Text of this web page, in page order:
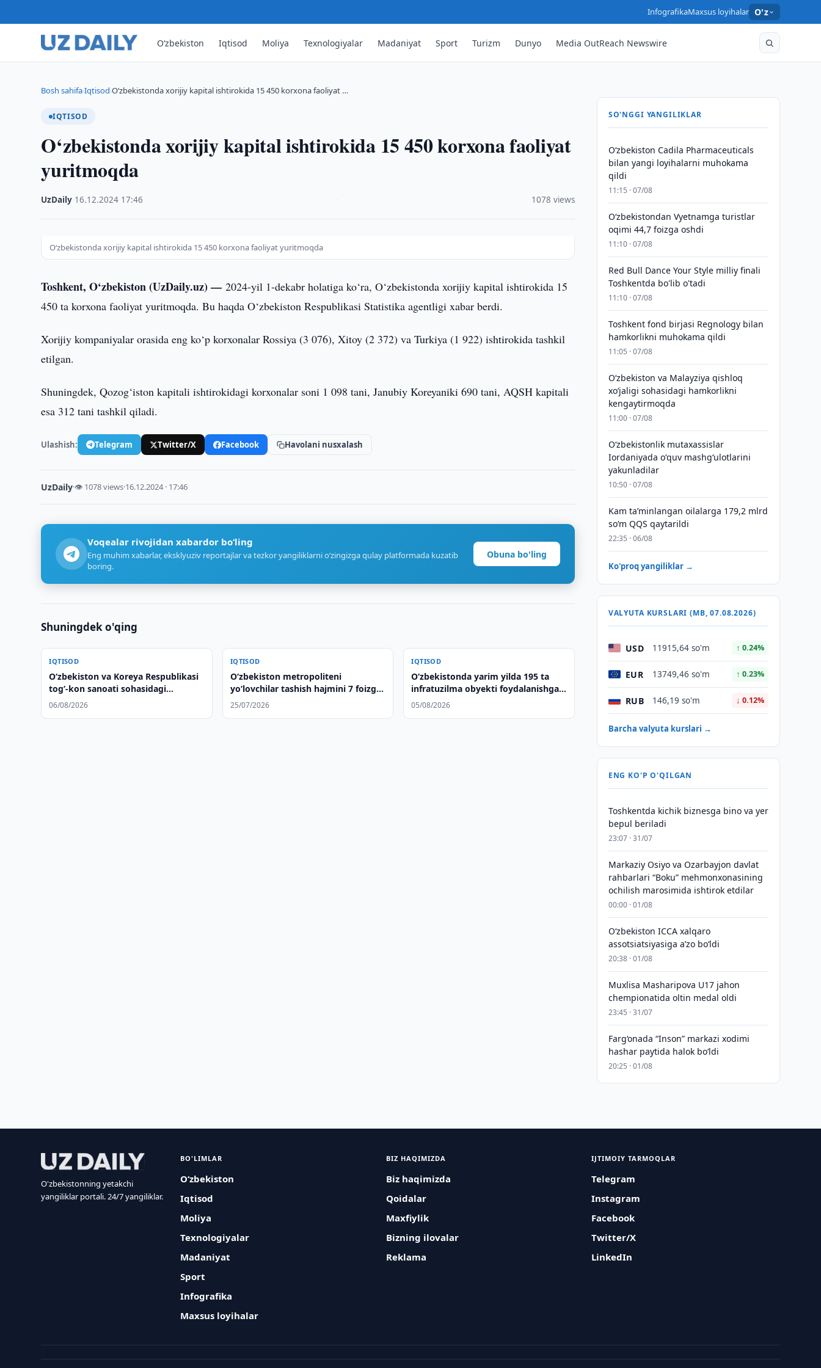
InfografikaMaxsus loyihalar O'z
O‘zbekiston Iqtisod Moliya Texnologiyalar Madaniyat Sport Turizm Dunyo Media OutReach Newswire
Bosh sahifa›Iqtisod›O‘zbekistonda xorijiy kapital ishtirokida 15 450 korxona faoliyat …
IQTISOD
O‘zbekistonda xorijiy kapital ishtirokida 15 450 korxona faoliyat
yuritmoqda
UzDaily 16.12.2024 17:46 1078 views
O‘zbekistonda xorijiy kapital ishtirokida 15 450 korxona faoliyat yuritmoqda
Toshkent, O‘zbekiston (UzDaily.uz) —2024-yil 1-dekabr holatiga ko‘ra, O‘zbekistonda xorijiy kapital ishtirokida 15
450 ta korxona faoliyat yuritmoqda. Bu haqda O‘zbekiston Respublikasi Statistika agentligi xabar berdi.
Xorijiy kompaniyalar orasida eng ko‘p korxonalar Rossiya (3 076), Xitoy (2 372) va Turkiya (1 922) ishtirokida tashkil
etilgan.
Shuningdek, Qozog‘iston kapitali ishtirokidagi korxonalar soni 1 098 tani, Janubiy Koreyaniki 690 tani, AQSH kapitali
esa 312 tani tashkil qiladi.
Ulashish: Telegram Twitter/X Facebook Havolani nusxalash
UzDaily·👁 1078 views·16.12.2024 · 17:46
Voqealar rivojidan xabardor bo‘ling
Eng muhim xabarlar, eksklyuziv reportajlar va tezkor yangiliklarni o‘zingizga qulay platformada kuzatib
boring.
Obuna bo'ling
Shuningdek o'qing
IQTISOD
Oʻzbekiston va Koreya Respublikasi
togʻ-kon sanoati sohasidagi
hamkorlikni muhokama qilishdi
06/08/2026
IQTISOD
O‘zbekiston metropoliteni
yo‘lovchilar tashish hajmini 7 foizga
oshirdi
25/07/2026
IQTISOD
O‘zbekistonda yarim yilda 195 ta
infratuzilma obyekti foydalanishga
topshirildi
05/08/2026
SO'NGGI YANGILIKLAR
Oʻzbekiston Cadila Pharmaceuticals
bilan yangi loyihalarni muhokama
qildi
11:15 · 07/08
O‘zbekistondan Vyetnamga turistlar
oqimi 44,7 foizga oshdi
11:10 · 07/08
Red Bull Dance Your Style milliy finali
Toshkentda bo'lib o'tadi
11:10 · 07/08
Toshkent fond birjasi Regnology bilan
hamkorlikni muhokama qildi
11:05 · 07/08
Oʻzbekiston va Malayziya qishloq
xoʻjaligi sohasidagi hamkorlikni
kengaytirmoqda
11:00 · 07/08
Oʻzbekistonlik mutaxassislar
Iordaniyada oʻquv mashgʻulotlarini
yakunladilar
10:50 · 07/08
Kam taʼminlangan oilalarga 179,2 mlrd
so‘m QQS qaytarildi
22:35 · 06/08
Ko'proq yangiliklar →
VALYUTA KURSLARI (MB, 07.08.2026)
USD 11915,64 so'm ↑ 0.24%
EUR 13749,46 so'm ↑ 0.23%
RUB 146,19 so'm ↓ 0.12%
Barcha valyuta kurslari →
ENG KO'P O'QILGAN
Toshkentda kichik biznesga bino va yer
bepul beriladi
23:07 · 31/07
Markaziy Osiyo va Ozarbayjon davlat
rahbarlari “Boku” mehmonxonasining
ochilish marosimida ishtirok etdilar
00:00 · 01/08
O‘zbekiston ICCA xalqaro
assotsiatsiyasiga aʼzo bo‘ldi
20:38 · 01/08
Muxlisa Masharipova U17 jahon
chempionatida oltin medal oldi
23:45 · 31/07
Farg‘onada “Inson” markazi xodimi
hashar paytida halok bo‘ldi
20:25 · 01/08
O'zbekistonning yetakchi
yangiliklar portali. 24/7 yangiliklar.
BO'LIMLAR
O‘zbekiston
Iqtisod
Moliya
Texnologiyalar
Madaniyat
Sport
Infografika
Maxsus loyihalar
BIZ HAQIMIZDA
Biz haqimizda
Qoidalar
Maxfiylik
Bizning ilovalar
Reklama
IJTIMOIY TARMOQLAR
Telegram
Instagram
Facebook
Twitter/X
LinkedIn